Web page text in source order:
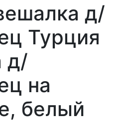
д/
Турция
д/
на
белый